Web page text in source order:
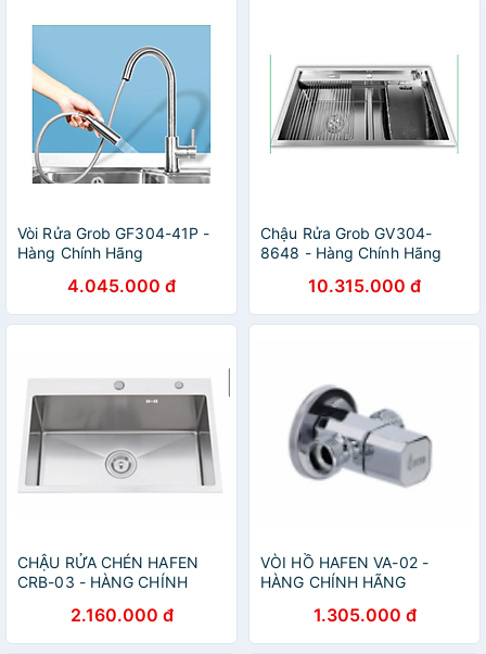
Vòi Rửa Grob GF304-41P -
Hàng Chính Hãng
4.045.000 đ
Chậu Rửa Grob GV304-
8648 - Hàng Chính Hãng
10.315.000 đ
CHẬU RỬA CHÉN HAFEN
CRB-03 - HÀNG CHÍNH
2.160.000 đ
VÒI HỒ HAFEN VA-02 -
HÀNG CHÍNH HÃNG
1.305.000 đ